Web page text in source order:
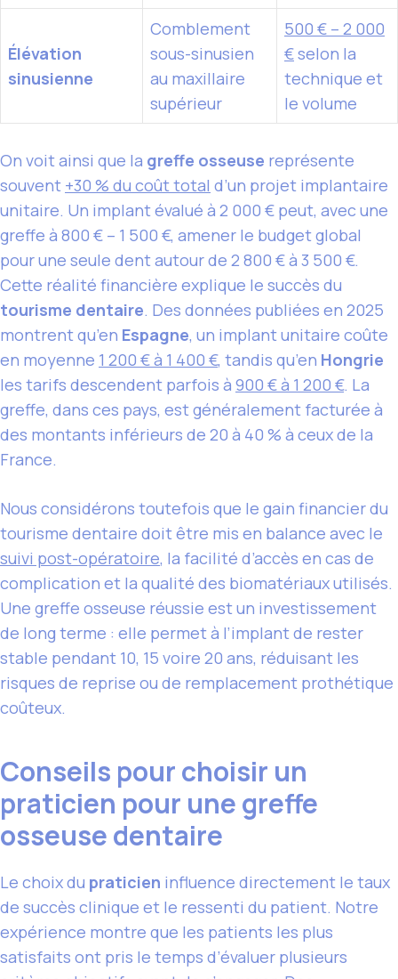
Élévation
sinusienne
Comblement
sous-sinusien
au maxillaire
supérieur
500 € – 2 000
€selon la
technique et
le volume
On voit ainsi que la greffe osseuse représente
souvent +30 % du coût total d’un projet implantaire
unitaire. Un implant évalué à 2 000 € peut, avec une
greffe à 800 € – 1 500 €, amener le budget global
pour une seule dent autour de 2 800 € à 3 500 €.
Cette réalité financière explique le succès du
tourisme dentaire. Des données publiées en 2025
montrent qu’en Espagne, un implant unitaire coûte
en moyenne 1 200 € à 1 400 €, tandis qu’en Hongrie
les tarifs descendent parfois à 900 € à 1 200 €. La
greffe, dans ces pays, est généralement facturée à
des montants inférieurs de 20 à 40 % à ceux de la
France.
Nous considérons toutefois que le gain financier du
tourisme dentaire doit être mis en balance avec le
suivi post-opératoire, la facilité d’accès en cas de
complication et la qualité des biomatériaux utilisés.
Une greffe osseuse réussie est un investissement
de long terme : elle permet à l’implant de rester
stable pendant 10, 15 voire 20 ans, réduisant les
risques de reprise ou de remplacement prothétique
coûteux.
Conseils pour choisir un
praticien pour une greffe
osseuse dentaire
Le choix du praticien influence directement le taux
de succès clinique et le ressenti du patient. Notre
expérience montre que les patients les plus
satisfaits ont pris le temps d’évaluer plusieurs